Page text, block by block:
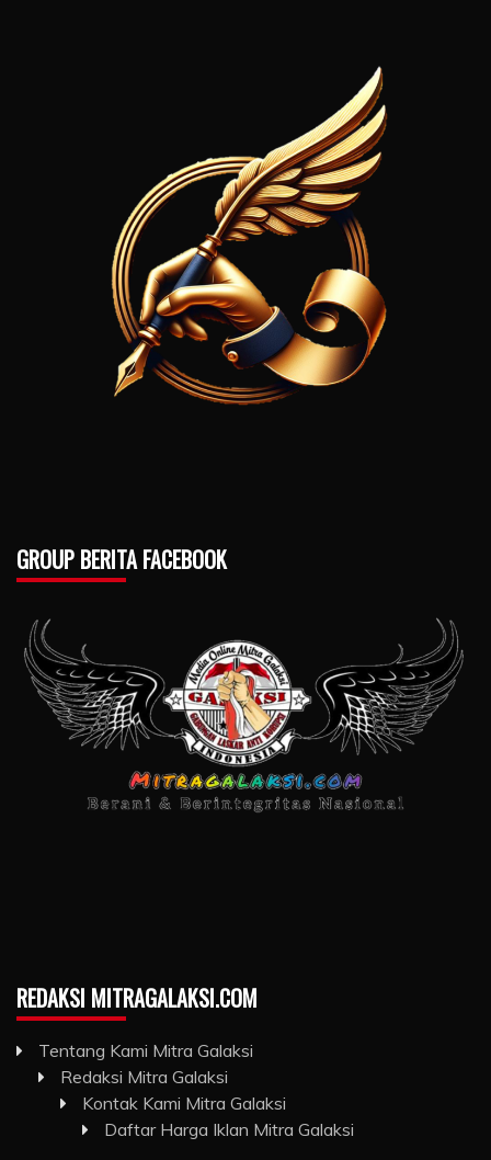
GROUP BERITA FACEBOOK
REDAKSI MITRAGALAKSI.COM
Tentang Kami Mitra Galaksi
Redaksi Mitra Galaksi
Kontak Kami Mitra Galaksi
Daftar Harga Iklan Mitra Galaksi